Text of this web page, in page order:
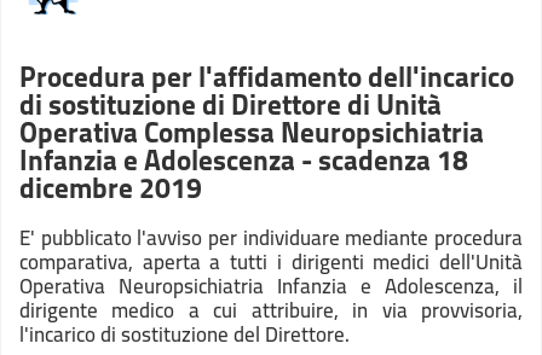
Procedura per l'affidamento dell'incarico
di sostituzione di Direttore di Unità
Operativa Complessa Neuropsichiatria
Infanzia e Adolescenza - scadenza 18
dicembre 2019
E' pubblicato l'avviso per individuare mediante procedura
comparativa, aperta a tutti i dirigenti medici dell'Unità
Operativa Neuropsichiatria Infanzia e Adolescenza, il
dirigente medico a cui attribuire, in via provvisoria,
l'incarico di sostituzione del Direttore.